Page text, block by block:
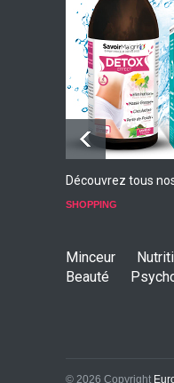
Découvrez tous
SHOPPING
Minceur
Beauté
© 2026 Copyright